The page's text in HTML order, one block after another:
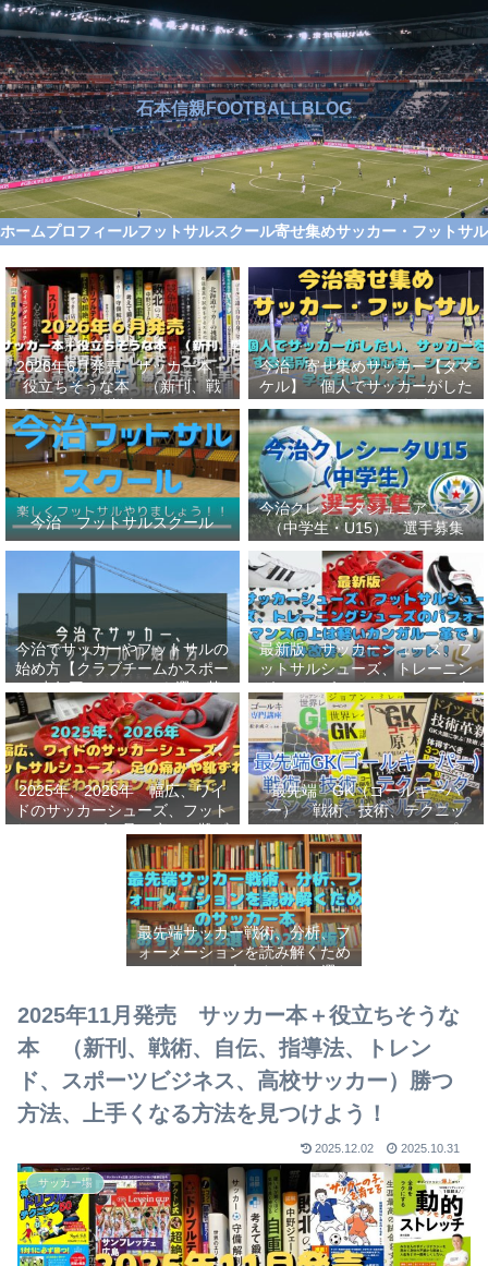
石本信親FOOTBALLBLOG
ホームプロフィールフットサルスクール寄せ集めサッカー・フット
2026年6月発売 サッカー本＋
役立ちそうな本 （新刊、戦
術、自伝、指導法、トレンド、
スポーツビジネス、高校サッカ
ー）勝つ方法、上手くなる方法
を見つけよう！
今治 寄せ集めサッカー【タマ
ケル】 個人でサッカーがした
い、サッカーをする場所、男
女、初心者、シニアも学生もい
っしょに！【タマケル】
今治 フットサルスクール
今治クレシータジュニアユース
（中学生・U15） 選手募集
今治でサッカーやフットサルの
始め方【クラブチームかスポー
ツ少年団かスクールを選ぶ基
準】小学生、幼児（年長・年
中）、サッカー
最新版 サッカーシューズ、フ
ットサルシューズ、トレーニン
グシューズのパフォーマンス向
上は軽いカンガルー革で！痛み
改善、足にフィット！
2025年、2026年 幅広、ワイ
ドのサッカーシューズ、フット
サルシューズ、足の痛みや靴ず
れにはこだわりはカンガルー革
で！
最先端 GK（ゴールキーパ
ー） 戦術、技術、テクニッ
ク、メンタルをレベルアップし
世界基準へ 練習メニューなど
選手、指導者おすすめ本 11
選
最先端サッカー戦術、分析、フ
ォーメーションを読み解くため
のサッカー本おすすめ32選
2025年11月発売 サッカー本＋役立ちそうな
本 （新刊、戦術、自伝、指導法、トレン
ド、スポーツビジネス、高校サッカー）勝つ
方法、上手くなる方法を見つけよう！
2025.12.02 2025.10.31
サッカー場